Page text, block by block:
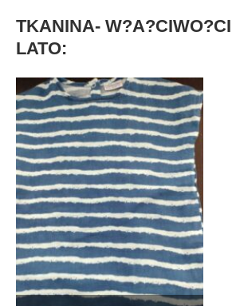
TKANINA-
LATO: